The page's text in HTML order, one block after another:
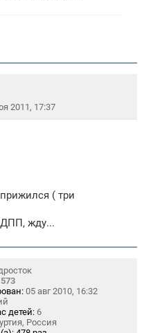
2011, 17:37
( три
ДПП, жду...
573
05 авг 2010, 16:32
детей: 6
Россия